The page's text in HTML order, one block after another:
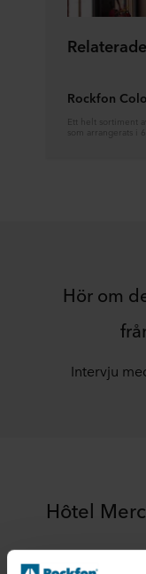
Rockfon
Ett helt sortiment
som arrangerats i
Hör om
Intervju
Hôtel